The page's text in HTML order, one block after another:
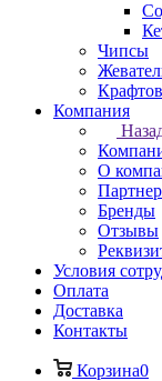
Чипсы
Компания
О
Бренды
Отзывы
Условия
Оплата
Доставка
Контакты
Корзина0